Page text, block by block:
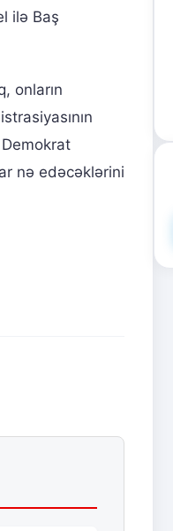
ilə Baş
onların
nə edəcəklərini